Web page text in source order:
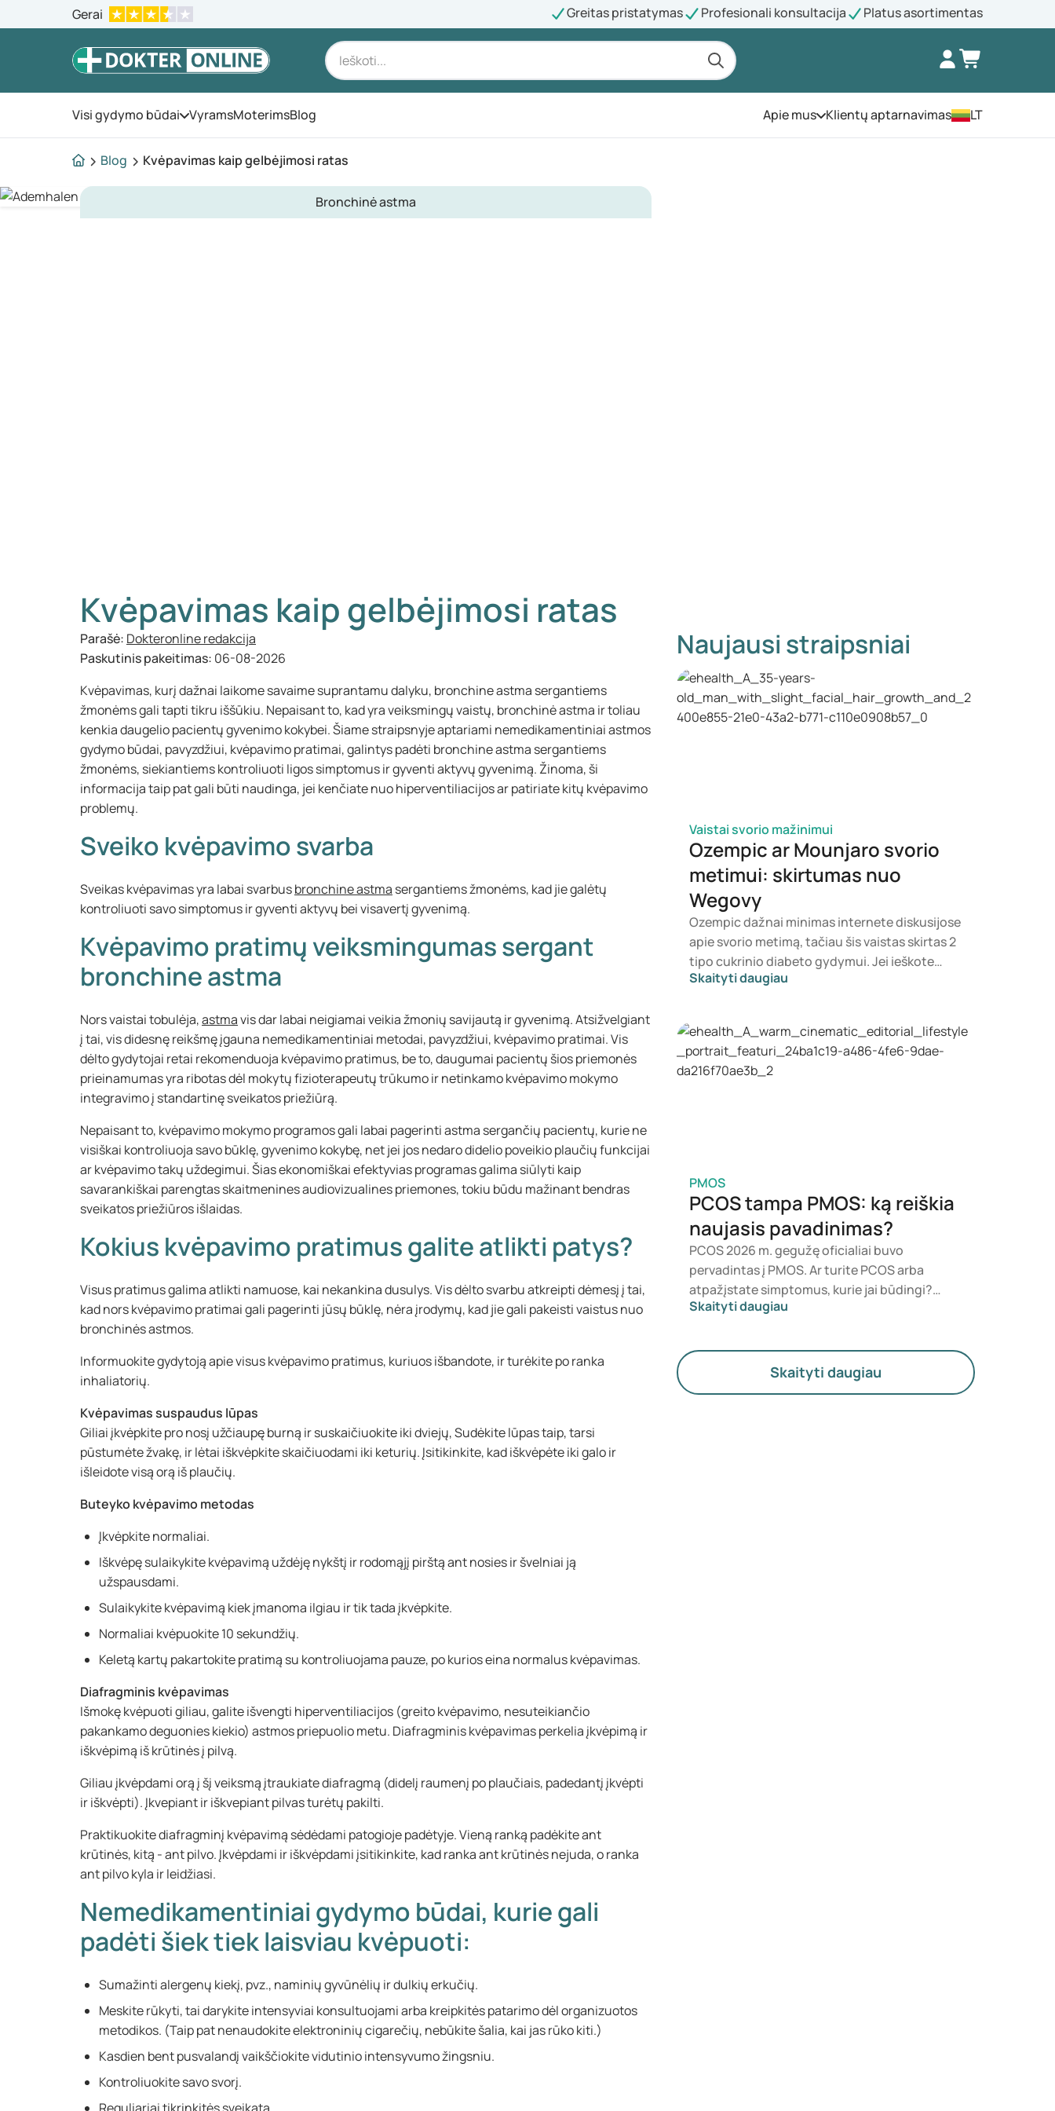
Gerai Greitas pristatymas Profesionali konsultacija Platus asortimentas
Visi gydymo būdai Atidarykite meniu
VyramsMoterimsBlog Apie musAtidarykite meniu
Klientų aptarnavimas LT
Blog Kvėpavimas kaip gelbėjimosi ratas
Bronchinė astma
Kvėpavimas kaip gelbėjimosi ratas
Parašė: Dokteronline redakcija
Paskutinis pakeitimas: 06-08-2026
Kvėpavimas, kurį dažnai laikome savaime suprantamu dalyku, bronchine astma sergantiems
žmonėms gali tapti tikru iššūkiu. Nepaisant to, kad yra veiksmingų vaistų, bronchinė astma ir toliau
kenkia daugelio pacientų gyvenimo kokybei. Šiame straipsnyje aptariami nemedikamentiniai astmos
gydymo būdai, pavyzdžiui, kvėpavimo pratimai, galintys padėti bronchine astma sergantiems
žmonėms, siekiantiems kontroliuoti ligos simptomus ir gyventi aktyvų gyvenimą. Žinoma, ši
informacija taip pat gali būti naudinga, jei kenčiate nuo hiperventiliacijos ar patiriate kitų kvėpavimo
problemų.
Sveiko kvėpavimo svarba
Sveikas kvėpavimas yra labai svarbusbronchine astma sergantiems žmonėms, kad jie galėtų
kontroliuoti savo simptomus ir gyventi aktyvų bei visavertį gyvenimą.
Kvėpavimo pratimų veiksmingumas sergant
bronchine astma
Nors vaistai tobulėja,astmavis dar labai neigiamai veikia žmonių savijautą ir gyvenimą. Atsižvelgiant
į tai, vis didesnę reikšmę įgauna nemedikamentiniai metodai, pavyzdžiui, kvėpavimo pratimai. Vis
dėlto gydytojai retai rekomenduoja kvėpavimo pratimus, be to, daugumai pacientų šios priemonės
prieinamumas yra ribotas dėl mokytų fizioterapeutų trūkumo ir netinkamo kvėpavimo mokymo
integravimo į standartinę sveikatos priežiūrą.
Nepaisant to, kvėpavimo mokymo programos gali labai pagerinti astma sergančių pacientų, kurie ne
visiškai kontroliuoja savo būklę, gyvenimo kokybę, net jei jos nedaro didelio poveikio plaučių funkcijai
ar kvėpavimo takų uždegimui. Šias ekonomiškai efektyvias programas galima siūlyti kaip
savarankiškai parengtas skaitmenines audiovizualines priemones, tokiu būdu mažinant bendras
sveikatos priežiūros išlaidas.
Kokius kvėpavimo pratimus galite atlikti patys?
Visus pratimus galima atlikti namuose, kai nekankina dusulys. Vis dėlto svarbu atkreipti dėmesį į tai,
kad nors kvėpavimo pratimai gali pagerinti jūsų būklę, nėra įrodymų, kad jie gali pakeisti vaistus nuo
bronchinės astmos.
Informuokite gydytoją apie visus kvėpavimo pratimus, kuriuos išbandote, ir turėkite po ranka
inhaliatorių.
Kvėpavimas suspaudus lūpas
Giliai įkvėpkite pro nosį užčiaupę burną ir suskaičiuokite iki dviejų, Sudėkite lūpas taip, tarsi
pūstumėte žvakę, ir lėtai iškvėpkite skaičiuodami iki keturių. Įsitikinkite, kad iškvėpėte iki galo ir
išleidote visą orą iš plaučių.
Buteyko kvėpavimo metodas
Įkvėpkite normaliai.
Iškvėpę sulaikykite kvėpavimą uždėję nykštį ir rodomąjį pirštą ant nosies ir švelniai ją
užspausdami.
Sulaikykite kvėpavimą kiek įmanoma ilgiau ir tik tada įkvėpkite.
Normaliai kvėpuokite 10 sekundžių.
Keletą kartų pakartokite pratimą su kontroliuojama pauze, po kurios eina normalus kvėpavimas.
Diafragminis kvėpavimas
Išmokę kvėpuoti giliau, galite išvengti hiperventiliacijos (greito kvėpavimo, nesuteikiančio
pakankamo deguonies kiekio) astmos priepuolio metu. Diafragminis kvėpavimas perkelia įkvėpimą ir
iškvėpimą iš krūtinės į pilvą.
Giliau įkvėpdami orą į šį veiksmą įtraukiate diafragmą (didelį raumenį po plaučiais, padedantį įkvėpti
ir iškvėpti). Įkvepiant ir iškvepiant pilvas turėtų pakilti.
Praktikuokite diafragminį kvėpavimą sėdėdami patogioje padėtyje. Vieną ranką padėkite ant
krūtinės, kitą - ant pilvo. Įkvėpdami ir iškvėpdami įsitikinkite, kad ranka ant krūtinės nejuda, o ranka
ant pilvo kyla ir leidžiasi.
Nemedikamentiniai gydymo būdai, kurie gali
padėti šiek tiek laisviau kvėpuoti:
Sumažinti alergenų kiekį, pvz., naminių gyvūnėlių ir dulkių erkučių.
Meskite rūkyti, tai darykite intensyviai konsultuojami arba kreipkitės patarimo dėl organizuotos
metodikos. (Taip pat nenaudokite elektroninių cigarečių, nebūkite šalia, kai jas rūko kiti.)
Kasdien bent pusvalandį vaikščiokite vidutinio intensyvumo žingsniu.
Kontroliuokite savo svorį.
Naujausi straipsniai
Vaistai svorio mažinimui
Ozempic ar Mounjaro svorio
metimui: skirtumas nuo
Wegovy
Ozempic dažnai minimas internete diskusijose
apie svorio metimą, tačiau šis vaistas skirtas 2
tipo cukrinio diabeto gydymui. Jei ieškote
gydymo, skirto svorio kontrolei, dažniau
tinkamiausia, sprendžia gydytojas,
atsižvelgdamas į jūsų sveikatos būklę, kūno
masės indeksą (KMI) ir vartojamus vaistus.
Skaityti daugiau
PMOS
PCOS tampa PMOS: ką reiškia
naujasis pavadinimas?
PCOS 2026 m. gegužę oficialiai buvo
pervadintas į PMOS. Ar turite PCOS arba
atpažįstate simptomus, kurie jai būdingi?
Mediciniškai niekas iš karto nesikeičia. Naujas
apykaitą ir kiaušidžių veiklą.
Skaityti daugiau
Skaityti daugiau